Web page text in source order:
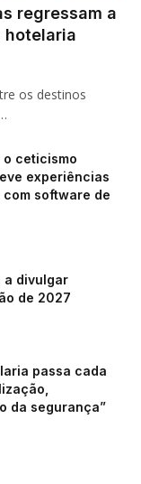
regressam a
hotelaria
os destinos
o ceticismo
experiências
software de
a divulgar
de 2027
passa cada
da segurança”